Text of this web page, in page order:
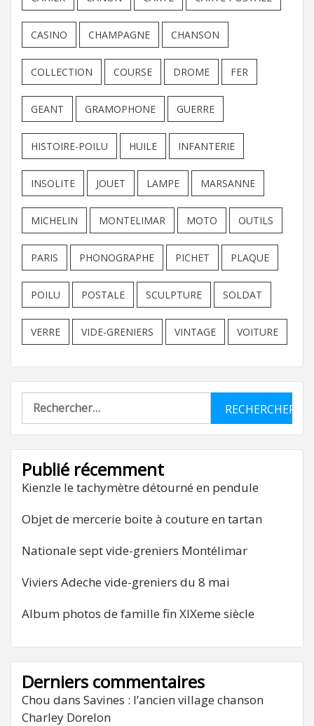
CASINO CHAMPAGNE CHANSON
COLLECTION COURSE DROME FER
GEANT GRAMOPHONE GUERRE
HISTOIRE-POILU HUILE INFANTERIE
INSOLITE JOUET LAMPE MARSANNE
MICHELIN MONTELIMAR MOTO OUTILS
PARIS PHONOGRAPHE PICHET PLAQUE
POILU POSTALE SCULPTURE SOLDAT
VERRE VIDE-GRENIERS VINTAGE VOITURE
Rechercher :
Publié récemment
Kienzle le tachymètre détourné en pendule
Objet de mercerie boite à couture en tartan
Nationale sept vide-greniers Montélimar
Viviers Adeche vide-greniers du 8 mai
Album photos de famille fin XIXeme siècle
Derniers commentaires
Chou dans Savines : l’ancien village chanson
Charley Dorelon